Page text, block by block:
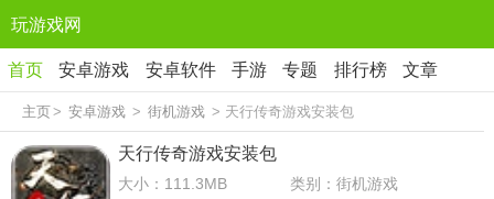
玩游戏网
首页 安卓游戏 安卓软件 手游 专题 排行榜 文章
主页> 安卓游戏 > 街机游戏 > 天行传奇游戏安装包
天行传奇游戏安装包
大小：111.3MB
类别：街机游戏